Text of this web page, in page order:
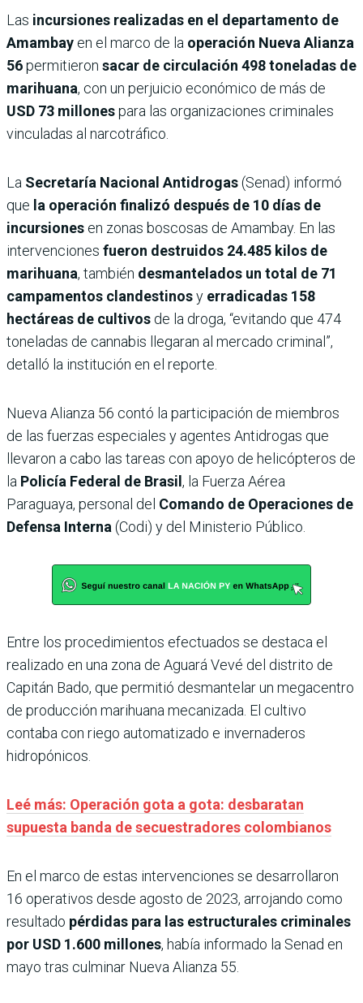
Las incursiones realizadas en el departamento de
Amambay en el marco de la operación Nueva Alianza
56permitieron sacar de circulación 498 toneladas de
marihuana, con un perjuicio económico de más de
USD 73 millonespara las organizaciones criminales
vinculadas al narcotráfico.
La Secretaría Nacional Antidrogas(Senad) informó
que la operación finalizó después de 10 días de
incursiones en zonas boscosas de Amambay. En las
intervenciones fueron destruidos 24.485 kilos de
marihuana, también desmantelados un total de 71
campamentos clandestinosy erradicadas 158
hectáreas de cultivos de la droga, “evitando que 474
toneladas de cannabis llegaran al mercado criminal”,
detalló la institución en el reporte.
Nueva Alianza 56 contó la participación de miembros
de las fuerzas especiales y agentes Antidrogas que
llevaron a cabo las tareas con apoyo de helicópteros de
la Policía Federal de Brasil , la Fuerza Aérea
Paraguaya, personal del Comando de Operaciones de
Defensa Interna (Codi) y del Ministerio Público.
Entre los procedimientos efectuados se destaca el
realizado en una zona de Aguará Vevé del distrito de
Capitán Bado, que permitió desmantelar un megacentro
de producción marihuana mecanizada. El cultivo
contaba con riego automatizado e invernaderos
hidropónicos.
Leé más: Operación gota a gota: desbaratan
supuesta banda de secuestradores colombianos
En el marco de estas intervenciones se desarrollaron
16 operativos desde agosto de 2023, arrojando como
resultado pérdidas para las estructurales criminales
por USD 1.600 millones, había informado la Senad en
mayo tras culminar Nueva Alianza 55.